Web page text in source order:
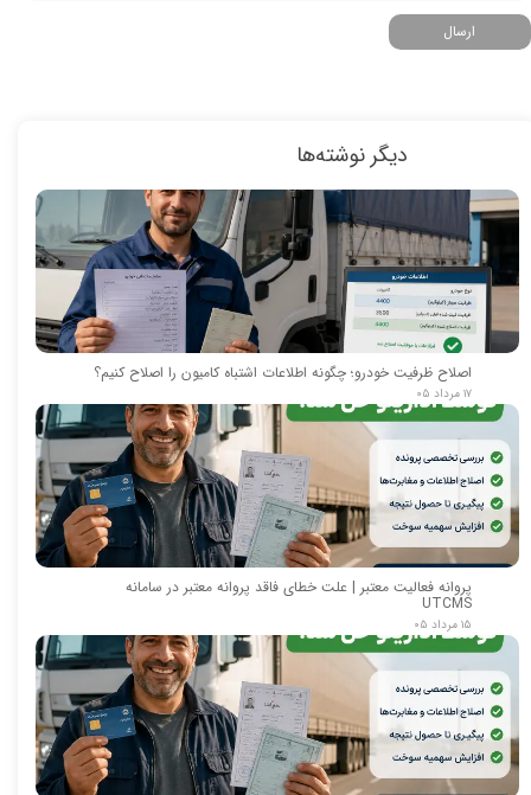
ارسال
دیگر نوشته‌ها
اصلاح ظرفیت خودرو؛ چگونه اطلاعات اشتباه کامیون را اصلاح کنیم؟
۱۷ مرداد ۰۵
پروانه فعالیت معتبر | علت خطای فاقد پروانه معتبر در سامانه
UTCMS
۱۵ مرداد ۰۵